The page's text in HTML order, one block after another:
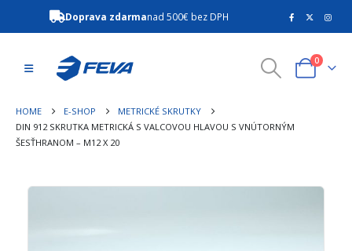
Doprava zdarmanad 500€ bez DPH
0
HOME E-SHOP
METRICKÉ SKRUTKY
DIN 912 SKRUTKA METRICKÁ S VALCOVOU HLAVOU S VNÚTORNÝM
ŠESŤHRANOM – M12 X 20